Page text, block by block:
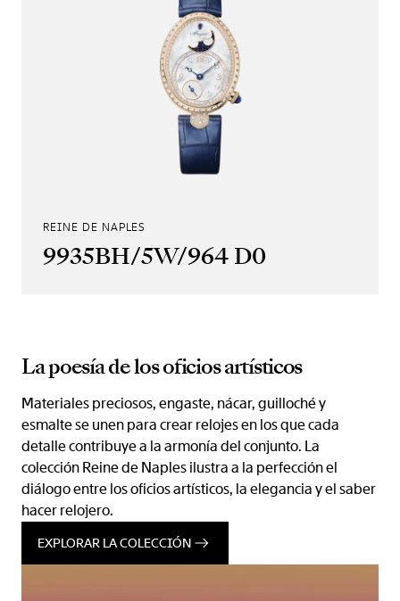
REINE DE NAPLES
9935BH/5W/964 D0
La poesía de los oficios artísticos
Materiales preciosos, engaste, nácar, guilloché y
esmalte se unen para crear relojes en los que cada
detalle contribuye a la armonía del conjunto. La
colección Reine de Naples ilustra a la perfección el
diálogo entre los oficios artísticos, la elegancia y el saber
hacer relojero.
EXPLORAR LA COLECCIÓN